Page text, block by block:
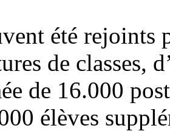
été rejoints
de classes,
de 16.000
élèves